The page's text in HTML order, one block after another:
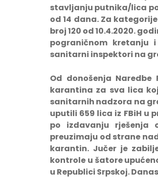
stavljanju putnika/lica
od 14 dana. Za
broj 120 od 10.4.2020.
pograničnom kretanju
sanitarni inspektori na
Od donošenja
karantina za sva lica
sanitarnih nadzora na
uputili 659 lica iz FBiH u
po izdavanju rješenja
preuzimaju od strane
karantin. Jučer je
kontrole u šatore
u Republici Srpskoj.